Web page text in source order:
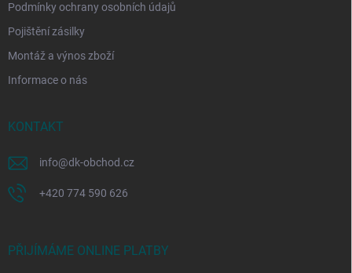
Podmínky ochrany osobních údajů
Pojištění zásilky
Montáž a výnos zboží
Informace o nás
KONTAKT
info@dk-obchod.cz
+420 774 590 626
PŘIJÍMÁME ONLINE PLATBY